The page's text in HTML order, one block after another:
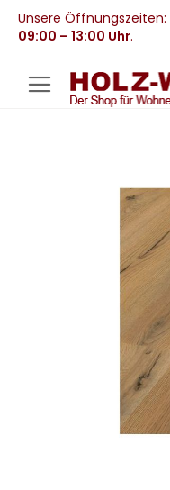
Unsere Öffnungszeiten:
09:00 – 13:00 Uhr.